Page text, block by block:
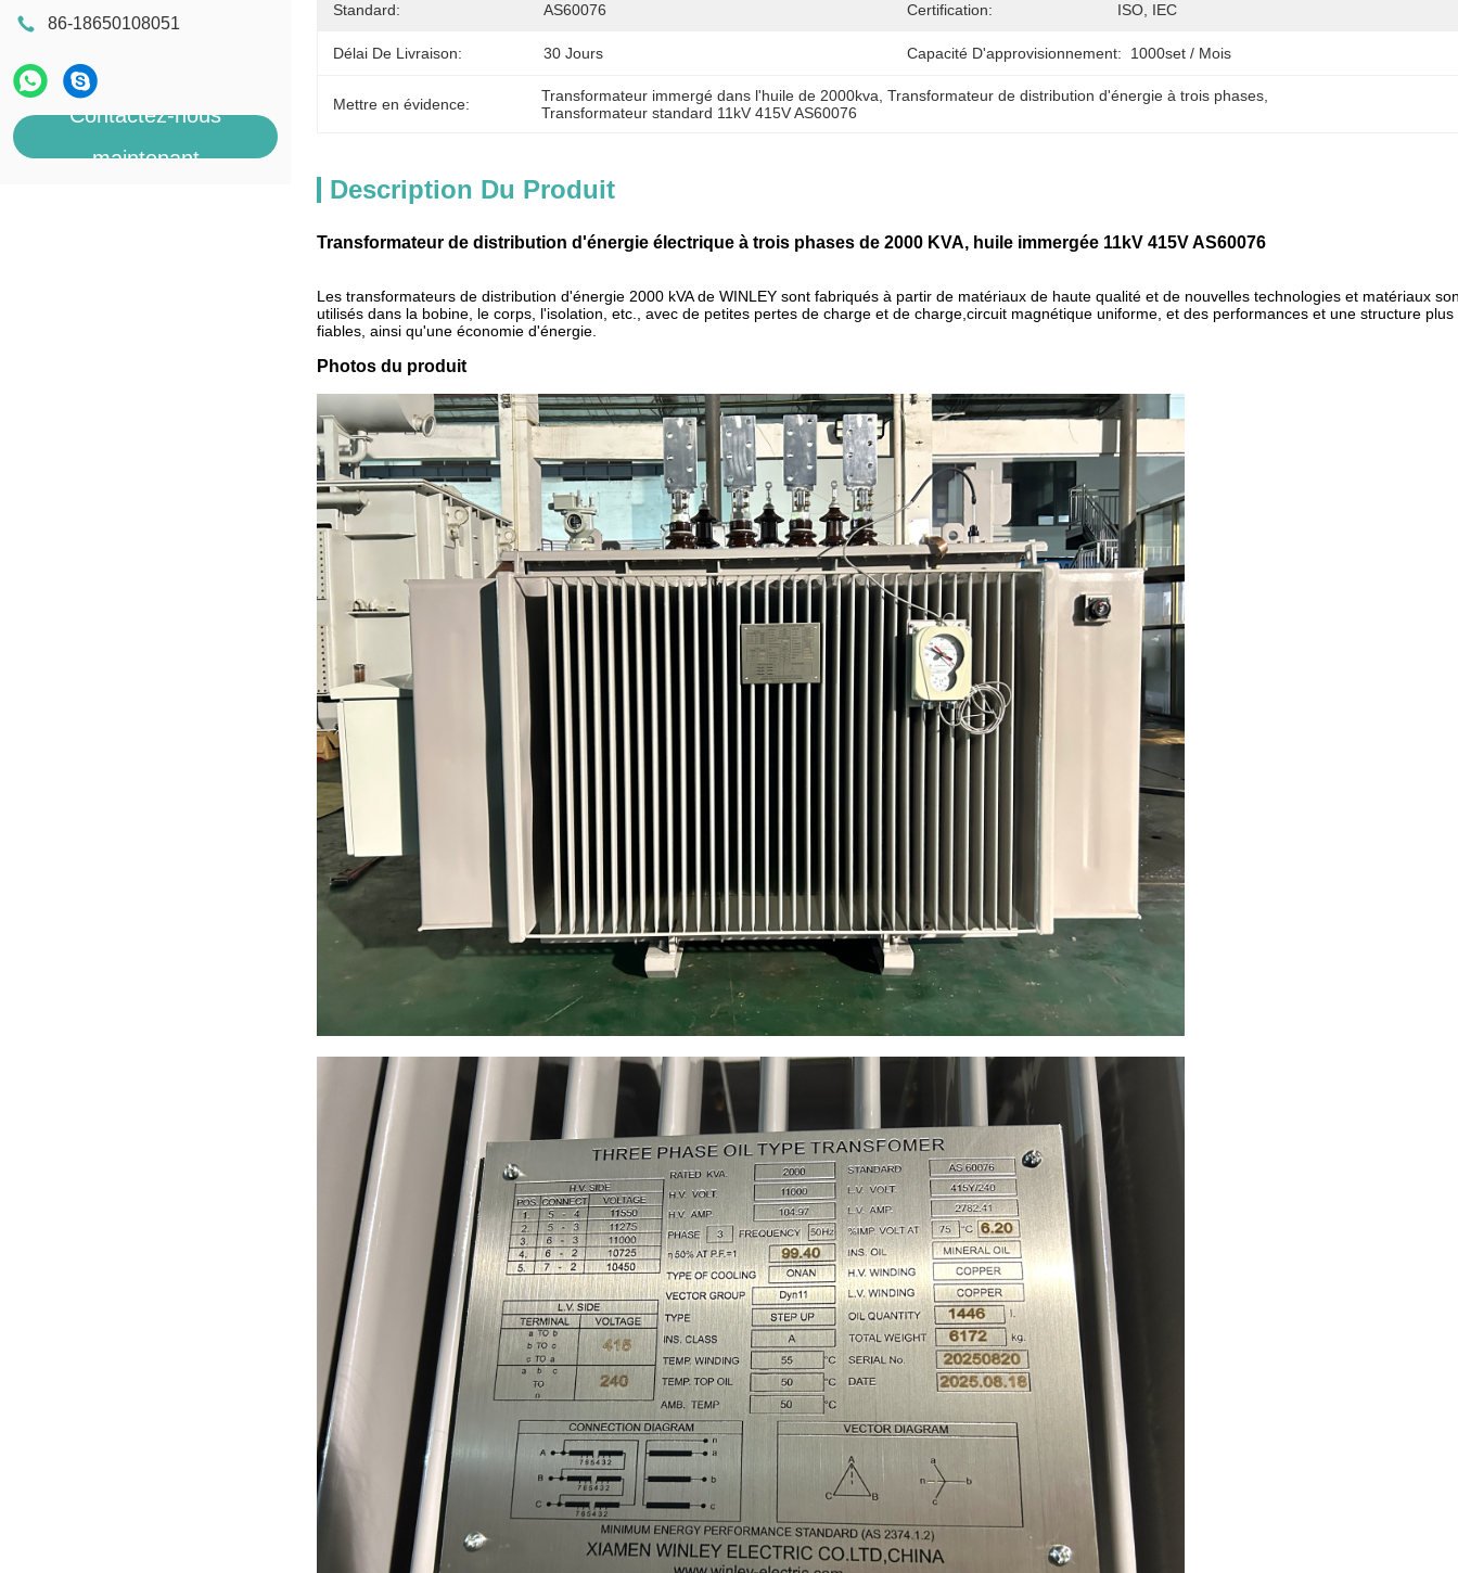
86-18650108051
Contactez-nous
maintenant
Standard: AS60076 Certification: ISO, IEC
Délai De Livraison: 30 Jours Capacité D'approvisionnement: 1000set / Mois
Mettre en évidence: Transformateur immergé dans l'huile de 2000kva , Transformateur de distribution d'énergie à trois phases
Transformateur standard 11kV 415V AS60076
Description Du Produit
Transformateur de distribution d'énergie électrique à trois phases de 2000 KVA, huile immergée 11kV 415V AS60076
Les transformateurs de distribution d'énergie 2000 kVA de WINLEY sont fabriqués à partir de matériaux de haute qualité et de nouvelles technologies et matériaux
utilisés dans la bobine, le corps, l'isolation, etc., avec de petites pertes de charge et de charge,circuit magnétique uniforme, et des performances et une structure plus
fiables, ainsi qu'une économie d'énergie.
Photos du produit